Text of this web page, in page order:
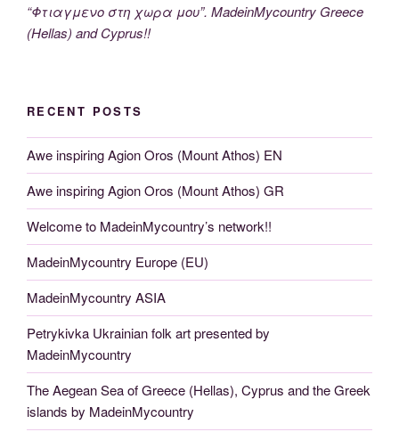
“Φτιαγμενο στη χωρα μου”. MadeinMycountry Greece
(Hellas) and Cyprus!!
RECENT POSTS
Awe inspiring Agion Oros (Mount Athos) EN
Awe inspiring Agion Oros (Mount Athos) GR
Welcome to MadeinMycountry’s network!!
MadeinMycountry Europe (EU)
MadeinMycountry ASIA
Petrykivka Ukrainian folk art presented by
MadeinMycountry
The Aegean Sea of Greece (Hellas), Cyprus and the Greek
islands by MadeinMycountry